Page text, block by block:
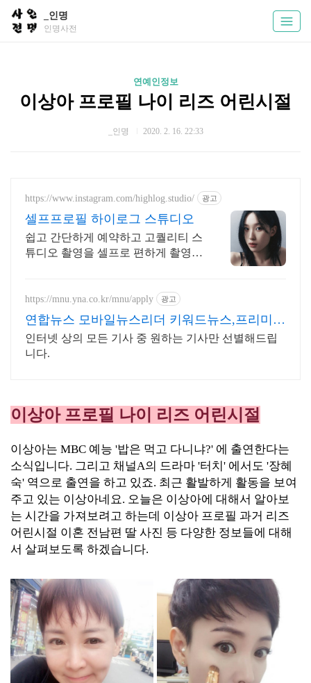
_인명
인명사전
연예인정보
이상아 프로필 나이 리즈 어린시절
_인명 2020. 2. 16. 22:33
https://www.instagram.com/highlog.studio/ 광고
셀프프로필 하이로그 스튜디오
쉽고 간단하게 예약하고 고퀄리티 스
튜디오 촬영을 셀프로 편하게 촬영하
https://mnu.yna.co.kr/mnu/apply 광고
연합뉴스 모바일뉴스리더 키워드뉴스,프리미엄
인물검색
인터넷 상의 모든 기사 중 원하는 기사만 선별해드립
니다.
이상아 프로필 나이 리즈 어린시절
이상아는 MBC 예능 '밥은 먹고 다니냐?' 에 출연한다는
소식입니다. 그리고 채널A의 드라마 '터치' 에서도 '장혜
숙' 역으로 출연을 하고 있죠. 최근 활발하게 활동을 보여
주고 있는 이상아네요. 오늘은 이상아에 대해서 알아보
는 시간을 가져보려고 하는데 이상아 프로필 과거 리즈
어린시절 이혼 전남편 딸 사진 등 다양한 정보들에 대해
서 살펴보도록 하겠습니다.